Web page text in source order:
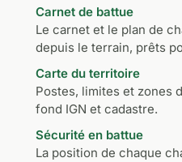
Carnet de battue
Le carnet et le plan de
depuis le terrain, prêts
Carte du territoire
Postes, limites et zones
fond IGN et cadastre.
Sécurité en battue
La position de chaque